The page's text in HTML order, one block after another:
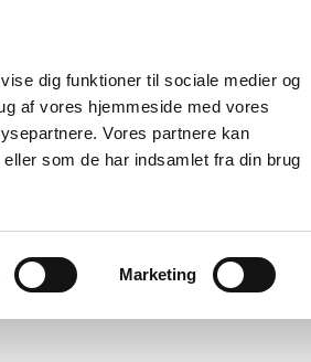
dig funktioner til sociale medier og
af vores hjemmeside med vores
Vores partnere kan
som de har indsamlet fra din brug
Marketing